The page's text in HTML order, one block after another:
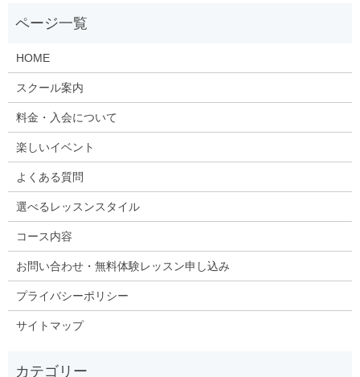
HOME
スクール案内
料金・入会について
楽しいイベント
よくある質問
選べるレッスンスタイル
コース内容
お問い合わせ・無料体験レッスン申し込み
プライバシーポリシー
サイトマップ